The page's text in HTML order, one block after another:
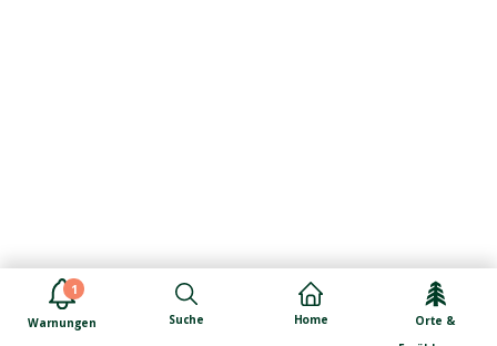
1
Warnungen Suche Home
Orte &